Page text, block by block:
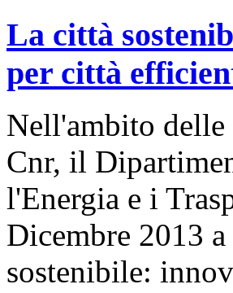
La città
per città
Nell'ambito
Cnr, il
l'Energia e i
Dicembre 2013
sostenibile: